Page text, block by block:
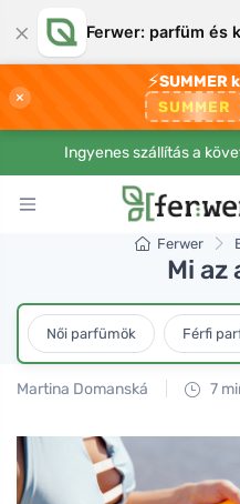
× Ferwer: parfüm és
×
⚡SUMMER
SUMMER
Ingyenes szállítás a
Ferwer
Mi az
Női parfümök Férfi
Martina Domanská 7